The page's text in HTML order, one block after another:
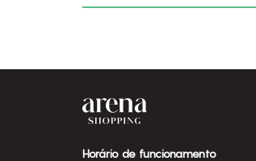
Horário de funcionamento